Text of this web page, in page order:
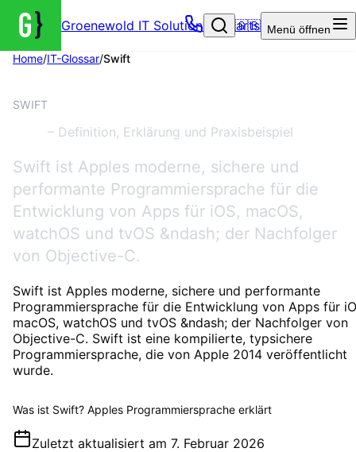
Groenewold IT Solutions – Startseite
🇬🇧 Menü öffnen
Home/IT-Glossar/Swift
SWIFT
– Definition, Erklärung und Praxisbeispiel
Swift ist Apples moderne, sichere und
performante Programmiersprache für die
Entwicklung von Apps für iOS, macOS,
watchOS und tvOS &ndash; der Nachfolger
von Objective-C.
Swift ist Apples moderne, sichere und performante
Programmiersprache für die Entwicklung von Apps für
macOS, watchOS und tvOS &ndash; der Nachfolger von
Objective-C. Swift ist eine kompilierte, typsichere
Programmiersprache, die von Apple 2014 veröffentlicht
wurde.
Was ist Swift? Apples Programmiersprache erklärt
Zuletzt aktualisiert am 7. Februar 2026